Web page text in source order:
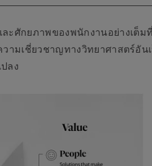
ะศักยภาพของพนักงานอย่างเต็
ามเชี่ยวชาญทางวิทยาศาสตร์อัน
ลง